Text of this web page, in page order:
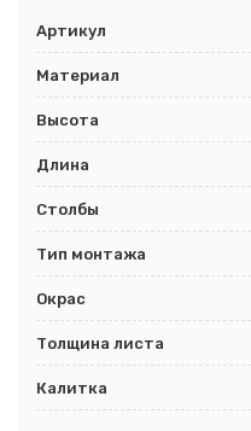
Артикул
Материал
Высота
Длина
Столбы
Тип монтажа
Окрас
Толщина листа
Калитка